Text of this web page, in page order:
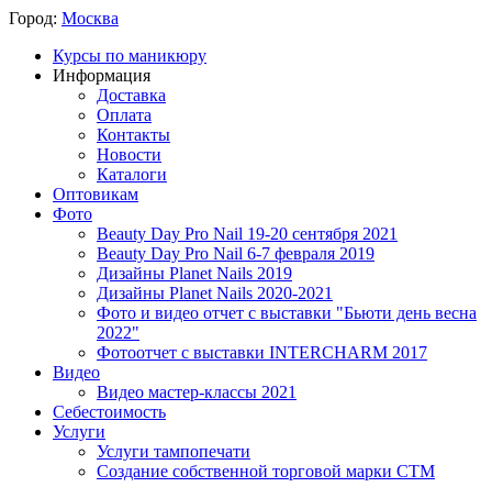
Город: Москва
Курсы по маникюру
Информация
Доставка
Оплата
Контакты
Новости
Каталоги
Оптовикам
Фото
Beauty Day Pro Nail 19-20 сентября 2021
Beauty Day Pro Nail 6-7 февраля 2019
Дизайны Planet Nails 2019
Дизайны Planet Nails 2020-2021
Фото и видео отчет с выставки "Бьюти день весна
2022"
Фотоотчет с выставки INTERCHARM 2017
Видео
Видео мастер-классы 2021
Себестоимость
Услуги
Услуги тампопечати
Создание собственной торговой марки СТМ